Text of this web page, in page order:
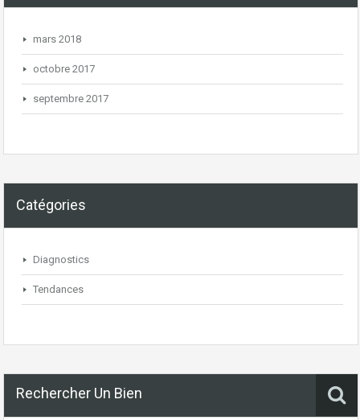
mars 2018
octobre 2017
septembre 2017
Catégories
Diagnostics
Tendances
Rechercher Un Bien